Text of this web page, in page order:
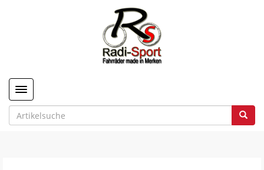
Toggle navigation